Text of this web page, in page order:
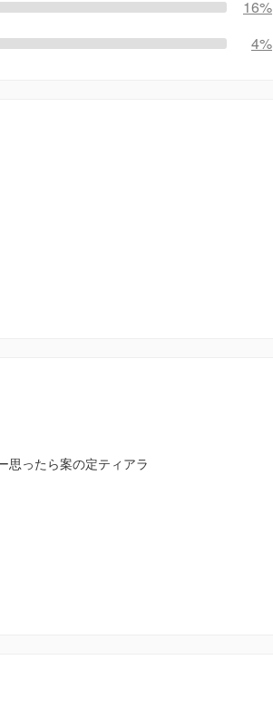
16%
4%
思ったら案の定ティアラ